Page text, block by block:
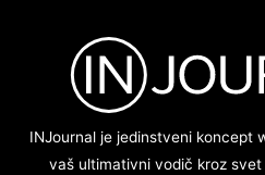
INJournal je jedinstveni koncept
vaš ultimativni vodič kroz